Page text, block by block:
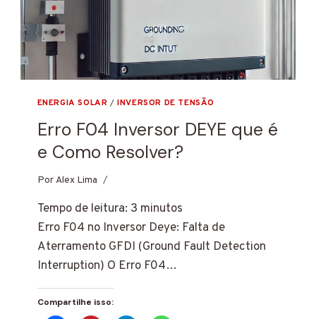
ENERGIA SOLAR /INVERSOR DE TENSÃO
Erro F04 Inversor DEYE que é
e Como Resolver?
PorAlex Lima
7 de janeiro de 2025
Tempo de leitura: 3 minutos
Erro F04 no Inversor Deye: Falta de
Aterramento GFDI (Ground Fault Detection
Interruption) O Erro F04…
Compartilhe isso: